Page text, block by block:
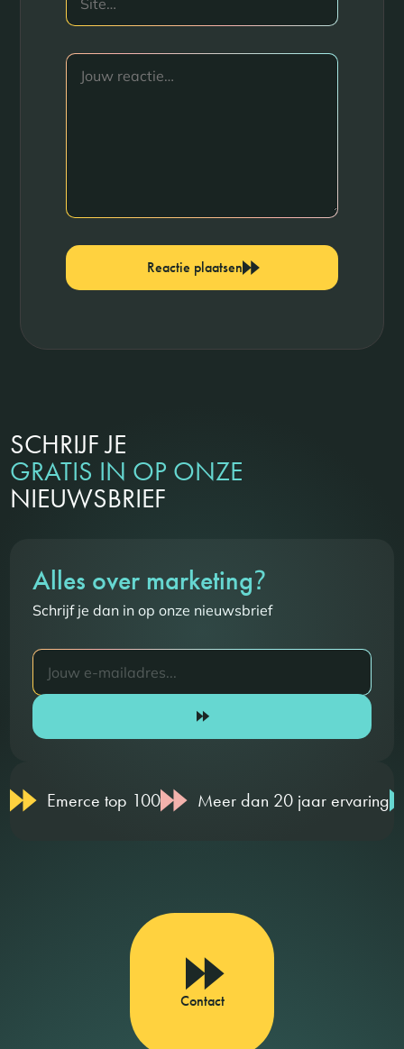
Reactie plaatsen
SCHRIJF JE
GRATIS IN OP ONZE
NIEUWSBRIEF
Alles over marketing?
Schrijf je dan in op onze nieuwsbrief
Emerce top 100 Meer dan 20 jaar ervaring
Contact